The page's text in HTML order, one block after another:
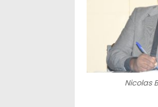
Nicolas